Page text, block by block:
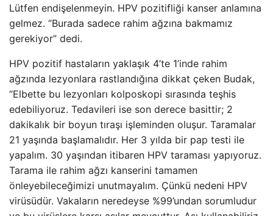
Lütfen endişelenmeyin. HPV pozitifliği kanser anlamına
gelmez. “Burada sadece rahim ağzına bakmamız
gerekiyor” dedi.
HPV pozitif hastaların yaklaşık 4’te 1’inde rahim
ağzında lezyonlara rastlandığına dikkat çeken Budak,
“Elbette bu lezyonları kolposkopi sırasında teşhis
edebiliyoruz. Tedavileri ise son derece basittir; 2
dakikalık bir boyun tıraşı işleminden oluşur. Taramalar
21 yaşında başlamalıdır. Her 3 yılda bir pap testi ile
yapalım. 30 yaşından itibaren HPV taraması yapıyoruz.
Tarama ile rahim ağzı kanserini tamamen
önleyebileceğimizi unutmayalım. Çünkü nedeni HPV
virüsüdür. Vakaların neredeyse %99’undan sorumludur